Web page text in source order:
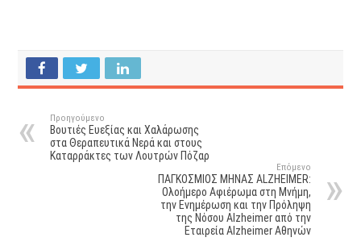
Προηγούμενο
Βουτιές Ευεξίας και Χαλάρωσης
στα Θεραπευτικά Νερά και στους
Καταρράκτες των Λουτρών Πόζαρ
Επόμενο
ΠΑΓΚΟΣΜΙΟΣ ΜΗΝΑΣ ALZHEIMER:
Ολοήμερο Αφιέρωμα στη Μνήμη,
την Ενημέρωση και την Πρόληψη
της Νόσου Alzheimer από την
Εταιρεία Alzheimer Αθηνών